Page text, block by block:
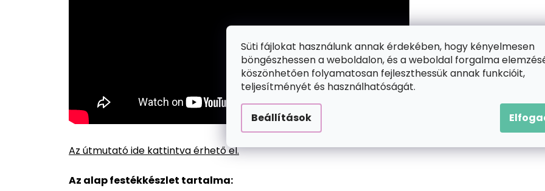
Süti fájlokat használunk annak érdekében, hogy kényelmesen
böngészhessen a weboldalon, és a weboldal forgalma
köszönhetően folyamatosan fejleszthessük annak funkcióit,
teljesítményét és használhatóságát.
Beállítások
Az útmutató ide kattintva érhető el.
Az alap festékkészlet tartalma: